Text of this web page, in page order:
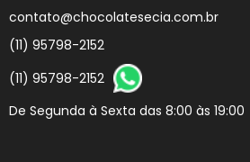
contato@chocolatesecia.com.br
(11) 95798-2152
(11) 95798-2152
De Segunda à Sexta das 8:00 às 19:00